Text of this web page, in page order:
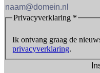
Privacyverklaring *
Ik ontvang graag de
privacyverklaring.